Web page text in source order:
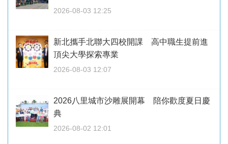
2026-08-03 12:25
新北攜手北聯大四校開課 高中職生提前進
頂尖大學探索專業
2026-08-03 12:07
2026八里城市沙雕展開幕 陪你歡度夏日慶
典
2026-08-02 12:01